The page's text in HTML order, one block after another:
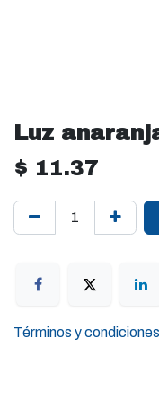
Luz
$ 11.37
Términos y condiciones